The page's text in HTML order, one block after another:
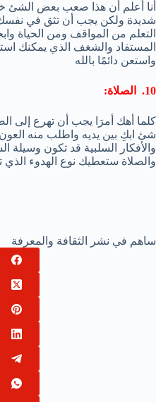
أنا أعلم أن هذا صعب بعض
شديدة ولكن يجب أن تثق في
التعلم من المواقف ومن الحياة
المستفاد والشغف الذي يمكنك
واستعن دائمًا بالله
10. الصلاة:
كلما أهك أمرَا يجب أن تهرع إلى
شئ ابكِ بين يديه واطلب منه
والأفكار السلبية قد تكون وسيلة
والصلاة ستعطيك نوع الهدوء
ساهم في نشر الثقافة والمعرفة